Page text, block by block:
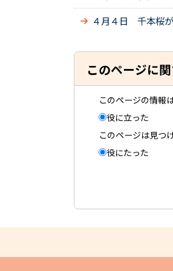
４月４日 千本桜
このページに
このページの情報
役に立った
このページは見つ
役にたった